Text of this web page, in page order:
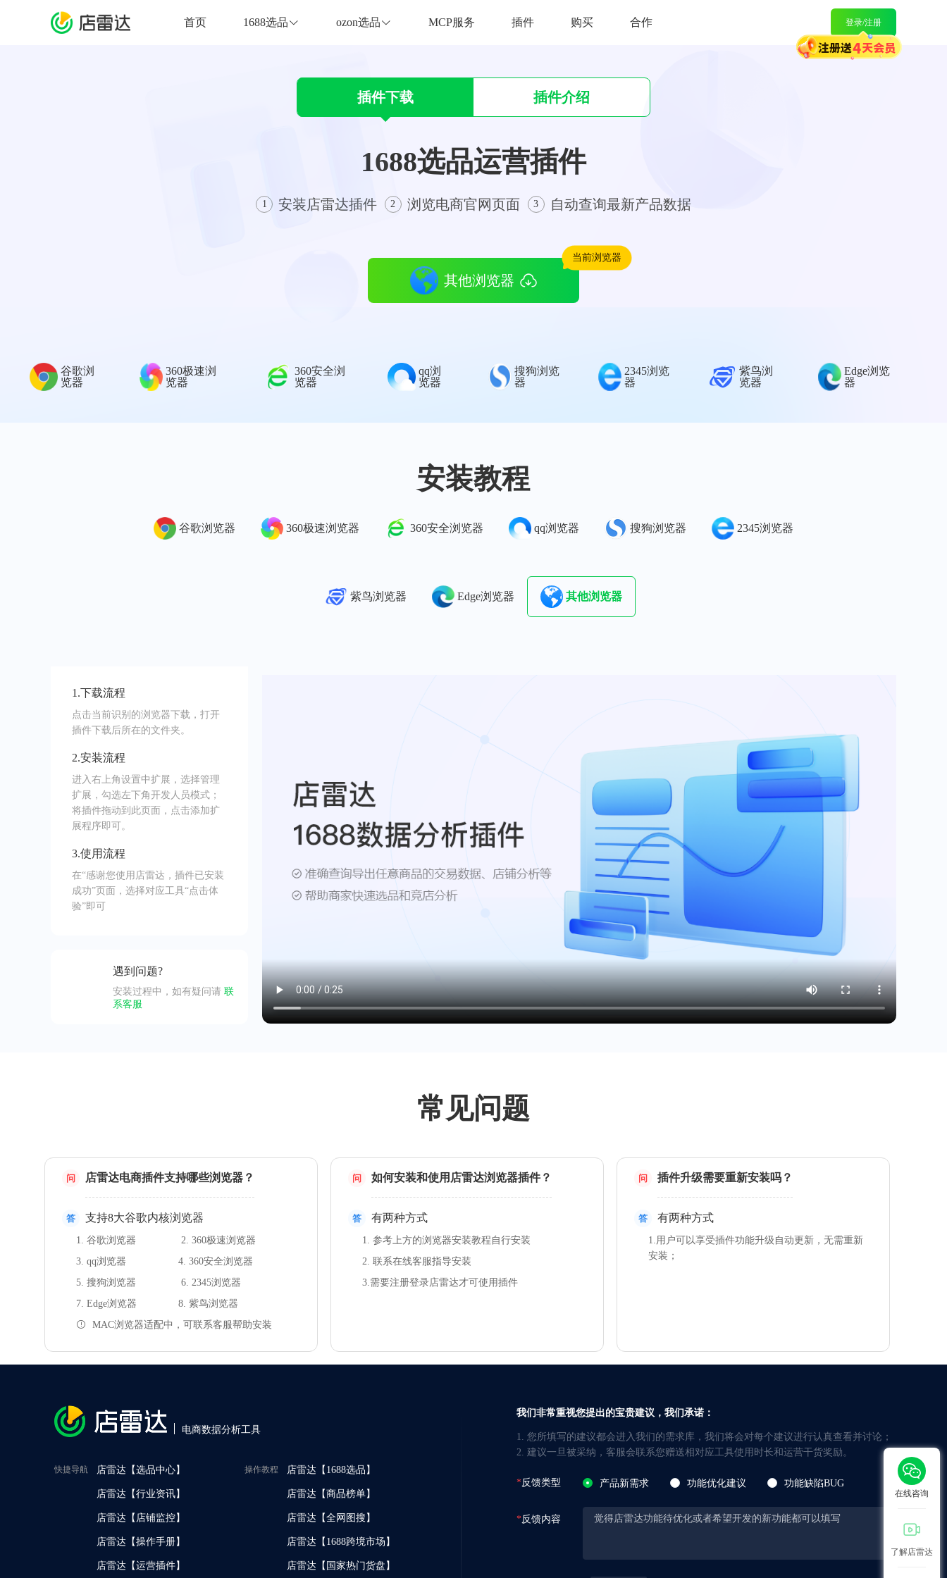
首页 1688选品 ozon选品 MCP服务 插件 购买 合作 登录/注册
插件下载 插件介绍
1688选品运营插件
1 安装店雷达插件 2 浏览电商官网页面 3 自动查询最新产品数据
其他浏览器
当前浏览器
谷歌浏
览器
360极速浏
览器
360安全浏
览器
qq浏
览器
搜狗浏览
器
2345浏览
器
紫鸟浏
览器
Edge浏览
器
安装教程
谷歌浏览器 360极速浏览器 360安全浏览器 qq浏览器 搜狗浏览器 2345浏览器
紫鸟浏览器 Edge浏览器 其他浏览器
1.下载流程
点击当前识别的浏览器下载，打开
插件下载后所在的文件夹。
2.安装流程
进入右上角设置中扩展，选择管理
扩展，勾选左下角开发人员模式；
将插件拖动到此页面，点击添加扩
展程序即可。
3.使用流程
在“感谢您使用店雷达，插件已安装
成功”页面，选择对应工具“点击体
验”即可
遇到问题?
安装过程中，如有疑问请联
系客服
常见问题
问 店雷达电商插件支持哪些浏览器？
答 支持8大谷歌内核浏览器
1. 谷歌浏览器
2. 360极速浏览器
3. qq浏览器
4. 360安全浏览器
5. 搜狗浏览器
6. 2345浏览器
7. Edge浏览器
8. 紫鸟浏览器
MAC浏览器适配中，可联系客服帮助安装
问 如何安装和使用店雷达浏览器插件？
答 有两种方式
1. 参考上方的浏览器安装教程自行安装
2. 联系在线客服指导安装
3.需要注册登录店雷达才可使用插件
问 插件升级需要重新安装吗？
答 有两种方式
1.用户可以享受插件功能升级自动更新，无需重新
安装；
电商数据分析工具
快捷导航 店雷达【选品中心】
店雷达【行业资讯】
店雷达【店铺监控】
店雷达【操作手册】
店雷达【运营插件】
操作教程 店雷达【1688选品】
店雷达【商品榜单】
店雷达【全网图搜】
店雷达【1688跨境市场】
店雷达【国家热门货盘】
我们非常重视您提出的宝贵建议，我们承诺：
1. 您所填写的建议都会进入我们的需求库，我们将会对每个建议进行认真查看并讨论；
2. 建议一旦被采纳，客服会联系您赠送相对应工具使用时长和运营干货奖励。
反馈类型 产品新需求 功能优化建议 功能缺陷BUG
反馈内容
在线咨询
了解店雷达